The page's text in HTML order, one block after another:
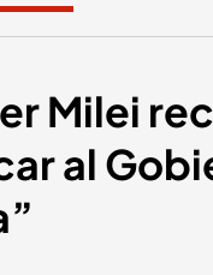
Milei
al